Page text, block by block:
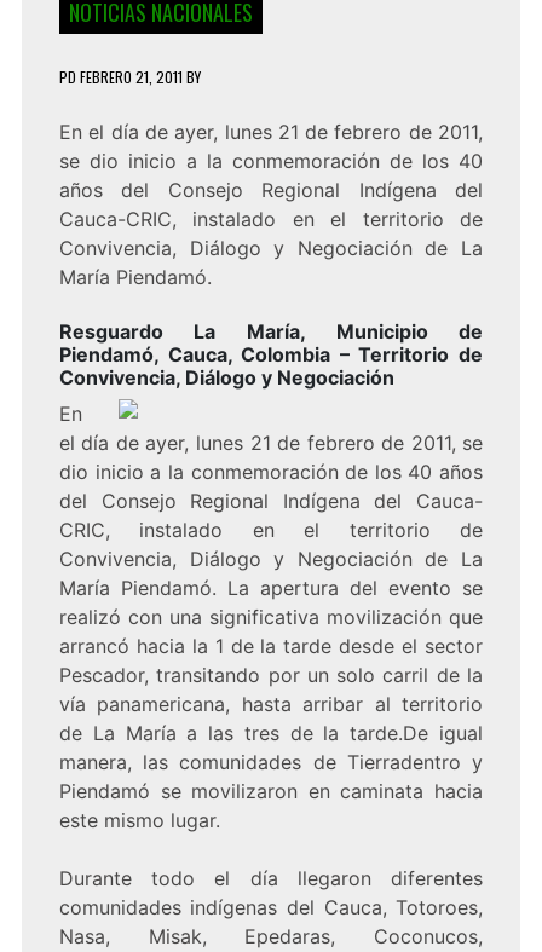
NOTICIAS NACIONALES
PD FEBRERO 21, 2011 BY
En el día de ayer, lunes 21 de febrero de 2011,
se dio inicio a la conmemoración de los 40
años del Consejo Regional Indígena del
Cauca-CRIC, instalado en el territorio de
Convivencia, Diálogo y Negociación de La
María Piendamó.
Resguardo La María, Municipio de
Piendamó, Cauca, Colombia – Territorio de
Convivencia, Diálogo y Negociación
En
el día de ayer, lunes 21 de febrero de 2011, se
dio inicio a la conmemoración de los 40 años
del Consejo Regional Indígena del Cauca-
CRIC, instalado en el territorio de
Convivencia, Diálogo y Negociación de La
María Piendamó. La apertura del evento se
realizó con una significativa movilización que
arrancó hacia la 1 de la tarde desde el sector
Pescador, transitando por un solo carril de la
vía panamericana, hasta arribar al territorio
de La María a las tres de la tarde.De igual
manera, las comunidades de Tierradentro y
Piendamó se movilizaron en caminata hacia
este mismo lugar.
Durante todo el día llegaron diferentes
comunidades indígenas del Cauca, Totoroes,
Nasa, Misak, Epedaras, Coconucos,